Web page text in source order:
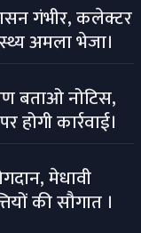
गंभीर, कलेक्टर
अमला भेजा।
बताओ नोटिस,
कार्रवाई।
मेधावी
की सौगात ।